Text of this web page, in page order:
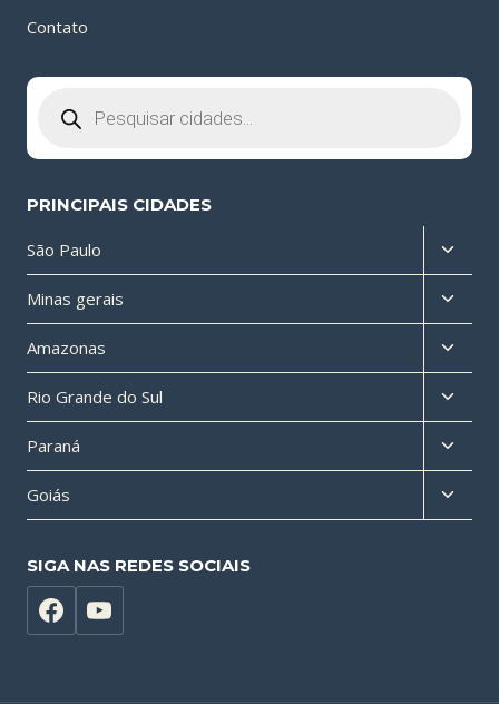
Contato
produtos
PRINCIPAIS CIDADES
São Paulo
menu
filho
Minas gerais
menu
filho
Amazonas
menu
filho
Rio Grande do Sul
menu
filho
Paraná
menu
filho
Goiás
menu
SIGA NAS REDES SOCIAIS